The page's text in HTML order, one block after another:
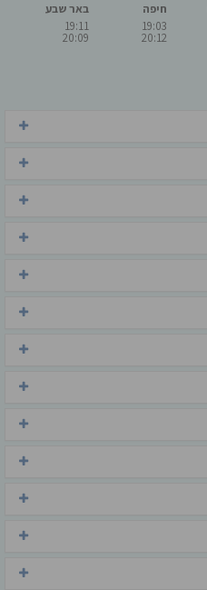
חיפה
19:03
20:12
באר שבע
19:11
20:09